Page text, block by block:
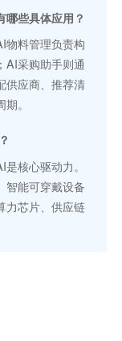
哪些具体应用？
物料管理负责构
AI采购助手则通
供应商、推荐清
。
核心驱动力。
智能可穿戴设备
力芯片、供应链